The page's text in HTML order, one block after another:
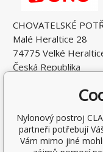
CHOVATELSKÉ
Malé Heraltice 28
74775 Velké
Česká Republika
DIČ: CZ7405265549
Nylonový postroj
partneři potřebují
Vám mimo jiné